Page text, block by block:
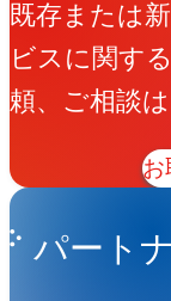
既存または
ビスに関す
頼、ご相談
お
パート